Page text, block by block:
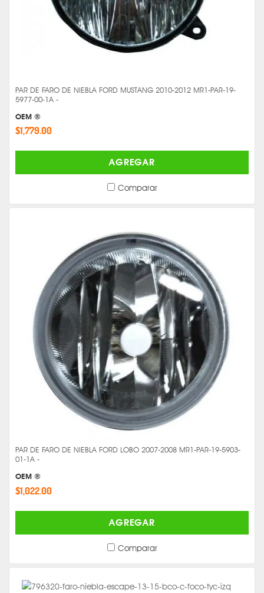
PAR DE FARO DE NIEBLA FORD MUSTANG 2010-2012 MR1-PAR-19-
5977-00-1A -
OEM ®
$1,779.00
AGREGAR
Comparar
PAR DE FARO DE NIEBLA FORD LOBO 2007-2008 MR1-PAR-19-5903-
01-1A -
OEM ®
$1,022.00
AGREGAR
Comparar